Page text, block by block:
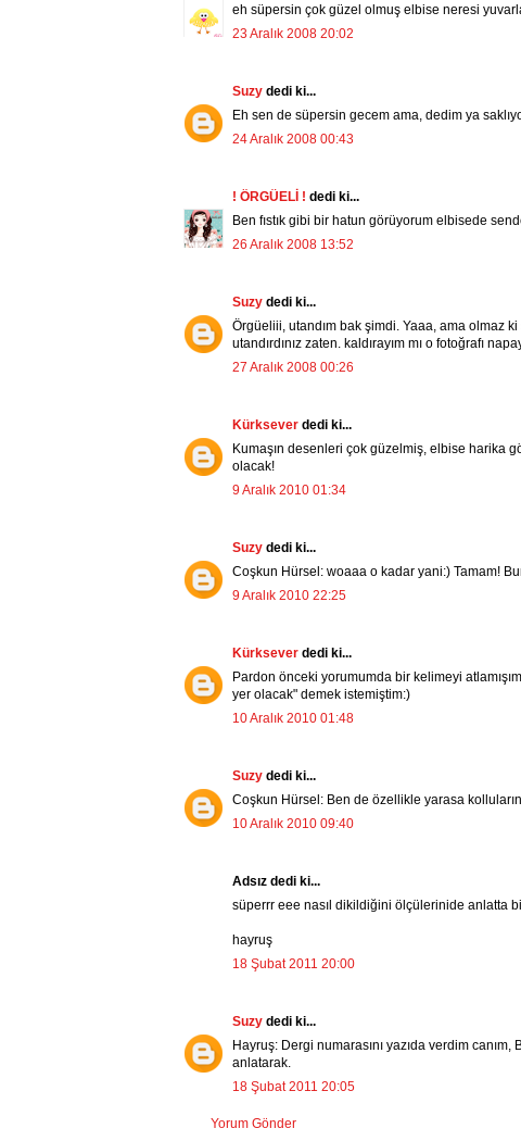
eh süpersin çok güzel olmuş elbise neresi
23 Aralık 2008 20:02
Suzy dedi ki...
Eh sen de süpersin gecem ama, dedim ya
24 Aralık 2008 00:43
! ÖRGÜELİ ! dedi ki...
Ben fıstık gibi bir hatun görüyorum elbisede
26 Aralık 2008 13:52
Suzy dedi ki...
Örgüeliii, utandım bak şimdi. Yaaa, ama olmaz
utandırdınız zaten. kaldırayım mı o fotoğrafı
27 Aralık 2008 00:26
Kürksever dedi ki...
Kumaşın desenleri çok güzelmiş, elbise harika
olacak!
9 Aralık 2010 01:34
Suzy dedi ki...
Coşkun Hürsel: woaaa o kadar yani:) Tamam!
9 Aralık 2010 22:25
Kürksever dedi ki...
Pardon önceki yorumumda bir kelimeyi
yer olacak" demek istemiştim:)
10 Aralık 2010 01:48
Suzy dedi ki...
Coşkun Hürsel: Ben de özellikle yarasa
10 Aralık 2010 09:40
Adsız dedi ki...
süperrr eee nasıl dikildiğini ölçülerinide anlatta
hayruş
18 Şubat 2011 20:00
Suzy dedi ki...
Hayruş: Dergi numarasını yazıda verdim
anlatarak.
18 Şubat 2011 20:05
Yorum Gönder